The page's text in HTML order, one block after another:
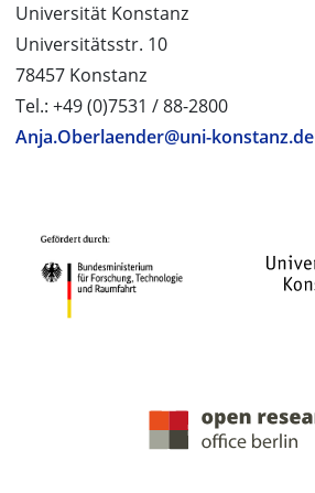
Universität Konstanz
Universitätsstr. 10
78457 Konstanz
Tel.: +49 (0)7531 / 88-2800
Anja.Oberlaender@uni-konstanz.de